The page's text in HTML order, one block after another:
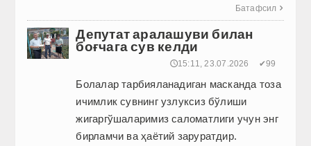
Батафсил 
Депутат аралашуви билан
боғчага сув келди
🕔15:11, 23.07.2026 ✔99
Болалар тарбияланадиган мас­канда тоза
ичимлик сувнинг узлуксиз бўлиши
жигаргўшаларимиз саломатлиги учун энг
бирламчи ва ҳаётий заруратдир.